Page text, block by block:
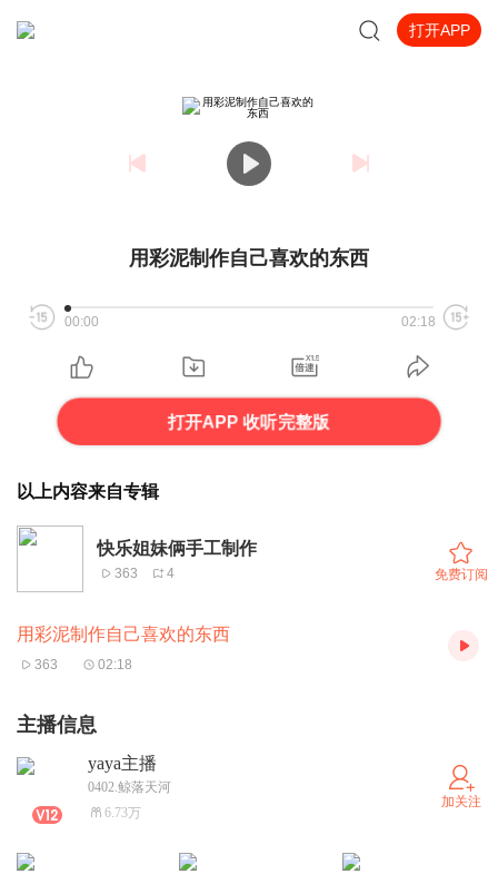
打开APP
用彩泥制作自己喜欢的东西
00:00 02:18
打开APP 收听完整版
以上内容来自专辑
快乐姐妹俩手工制作
363 4 免费订阅
用彩泥制作自己喜欢的东西
363 02:18
主播信息
yaya主播
0402.鲸落天河
6.73万
加关注